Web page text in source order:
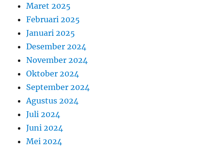
Maret 2025
Februari 2025
Januari 2025
Desember 2024
November 2024
Oktober 2024
September 2024
Agustus 2024
Juli 2024
Juni 2024
Mei 2024